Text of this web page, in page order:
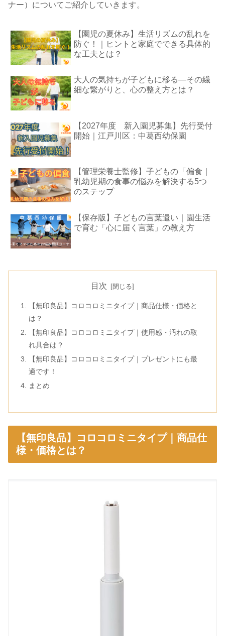
ナー）についてご紹介していきます。
【園児の夏休み】生活リズムの乱れを
防ぐ！｜ヒントと家庭でできる具体的
な工夫とは？
大人の気持ちが子どもに移る―その繊
細な繋がりと、心の整え方とは？
【2027年度 新入園児募集】先行受付
開始｜江戸川区：中葛西幼保園
【管理栄養士監修】子どもの「偏食｜
乳幼児期の食事の悩みを解決する5つ
のステップ
【保存版】子どもの言葉遣い｜園生活
で育む「心に届く言葉」の教え方
目次
【無印良品】コロコロミニタイプ｜商品仕様・価格と
は？
【無印良品】コロコロミニタイプ｜使用感・汚れの取
れ具合は？
【無印良品】コロコロミニタイプ｜プレゼントにも最
適です！
まとめ
【無印良品】コロコロミニタイプ｜商品仕
様・価格とは？